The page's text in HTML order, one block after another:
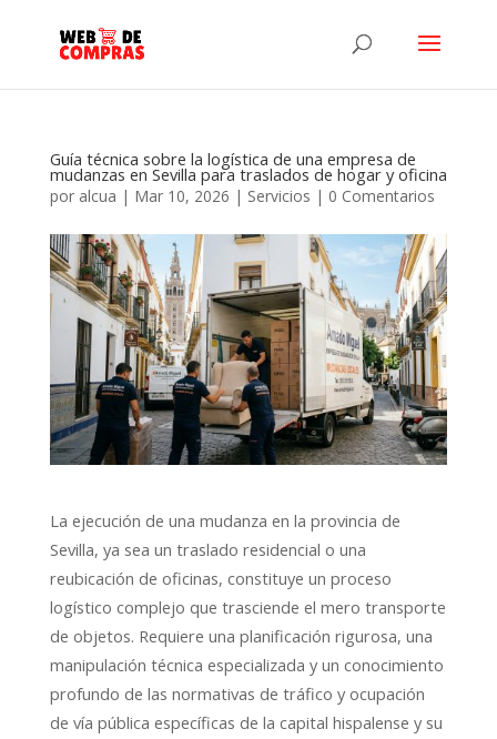
Guía técnica sobre la logística de una empresa de
mudanzas en Sevilla para traslados de hogar y oficina
por alcua | Mar 10, 2026 | Servicios | 0 Comentarios
La ejecución de una mudanza en la provincia de
Sevilla, ya sea un traslado residencial o una
reubicación de oficinas, constituye un proceso
logístico complejo que trasciende el mero transporte
de objetos. Requiere una planificación rigurosa, una
manipulación técnica especializada y un conocimiento
profundo de las normativas de tráfico y ocupación
de vía pública específicas de la capital hispalense y su